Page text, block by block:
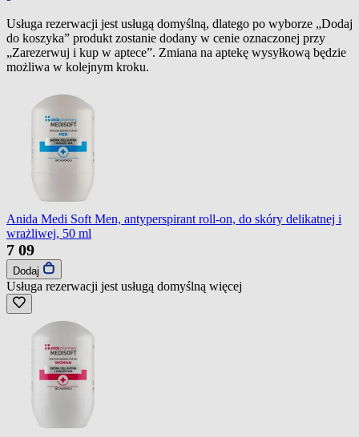
Usługa rezerwacji jest usługą domyślną, dlatego po wyborze „Dodaj
do koszyka” produkt zostanie dodany w cenie oznaczonej przy
„Zarezerwuj i kup w aptece”. Zmiana na aptekę wysyłkową będzie
możliwa w kolejnym kroku.
Anida Medi Soft Men, antyperspirant roll-on, do skóry delikatnej i
wrażliwej, 50 ml
7 09
Dodaj
Usługa rezerwacji jest usługą domyślną więcej